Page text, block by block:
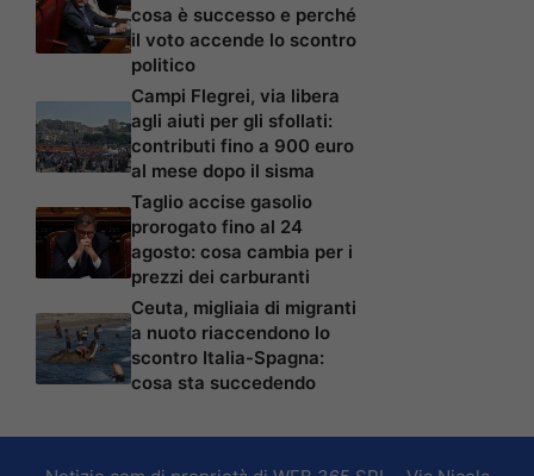
cosa è successo e perché
il voto accende lo scontro
politico
Campi Flegrei, via libera
agli aiuti per gli sfollati:
contributi fino a 900 euro
al mese dopo il sisma
Taglio accise gasolio
prorogato fino al 24
agosto: cosa cambia per i
prezzi dei carburanti
Ceuta, migliaia di migranti
a nuoto riaccendono lo
scontro Italia-Spagna:
cosa sta succedendo